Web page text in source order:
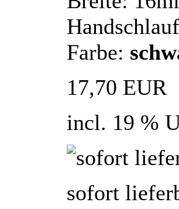
Farbe:
17,70 EUR
incl. 19 %
sofort